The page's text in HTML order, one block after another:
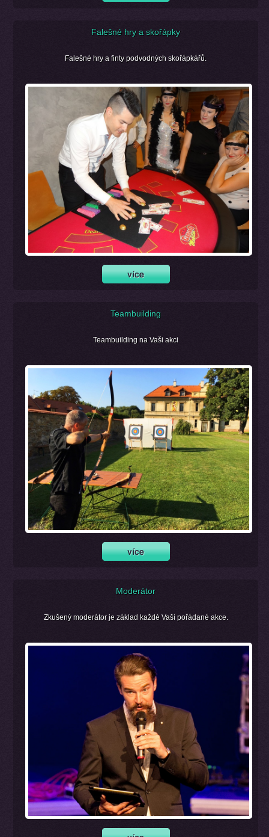
Falešné hry a skořápky
Falešné hry a finty podvodných skořápkářů.
Teambuilding
Teambuilding na Vaši akci
Moderátor
Zkušený moderátor je základ každé Vaší pořádané akce.